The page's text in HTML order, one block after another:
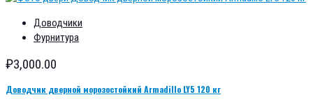
Доводчики
Фурнитура
₽3,000.00
Доводчик дверной морозостойкий Armadillo LY5 120 кг